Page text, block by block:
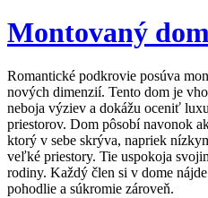
Montovaný
Romantické podkrovie posúva
nových dimenzií. Tento dom je
neboja výziev a dokážu oceniť
priestorov. Dom pôsobí navonok
ktorý v sebe skrýva, napriek
veľké priestory. Tie uspokoja
rodiny. Každý člen si v dome
pohodlie a súkromie zároveň.